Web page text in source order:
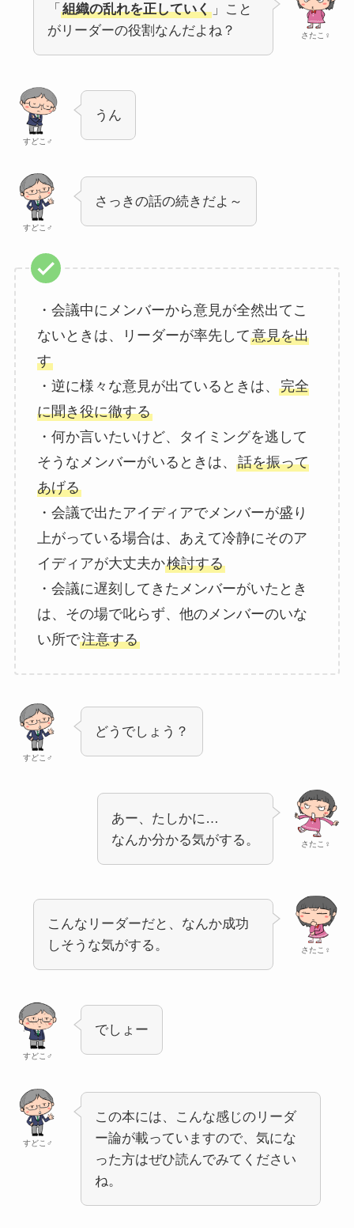
さたこ♀
「 組織の乱れを正していく」こと
がリーダーの役割なんだよね？
すどこ♂
うん
すどこ♂
さっきの話の続きだよ～
・会議中にメンバーから意見が全然出てこ
ないときは、リーダーが率先して意見を出
す
・逆に様々な意見が出ているときは、 完全
に聞き役に徹する
・何か言いたいけど、タイミングを逃して
そうなメンバーがいるときは、 話を振って
あげる
・会議で出たアイディアでメンバーが盛り
上がっている場合は、あえて冷静にそのア
イディアが大丈夫か検討する
・会議に遅刻してきたメンバーがいたとき
は、その場で叱らず、他のメンバーのいな
い所で注意する
すどこ♂
どうでしょう？
さたこ♀
あー、たしかに…
なんか分かる気がする。
さたこ♀
こんなリーダーだと、なんか成功
しそうな気がする。
すどこ♂
でしょー
すどこ♂
この本には、こんな感じのリーダ
ー論が載っていますので、気にな
った方はぜひ読んでみてください
ね。